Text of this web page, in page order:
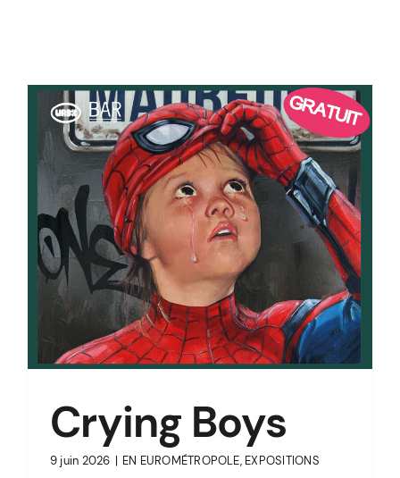
Crying Boys
9 juin 2026 | EN EUROMÉTROPOLE, EXPOSITIONS